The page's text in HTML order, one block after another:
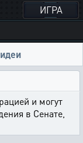
ИГРА
и могут
в Сенате,